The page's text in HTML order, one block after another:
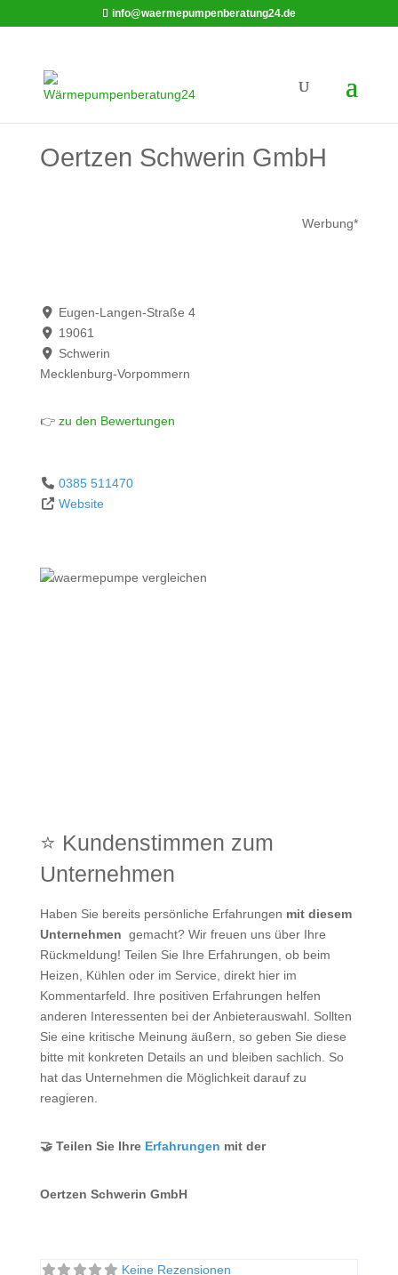
info@waermepumpenberatung24.de
Oertzen Schwerin GmbH
Werbung*
Eugen-Langen-Straße 4
19061
Schwerin
Mecklenburg-Vorpommern
👉zu den Bewertungen
0385 511470
Website
⭐ Kundenstimmen zum
Unternehmen
Haben Sie bereits persönliche Erfahrungen mit diesem
Unternehmen gemacht? Wir freuen uns über Ihre
Rückmeldung! Teilen Sie Ihre Erfahrungen, ob beim
Heizen, Kühlen oder im Service, direkt hier im
Kommentarfeld. Ihre positiven Erfahrungen helfen
anderen Interessenten bei der Anbieterauswahl. Sollten
Sie eine kritische Meinung äußern, so geben Sie diese
bitte mit konkreten Details an und bleiben sachlich. So
hat das Unternehmen die Möglichkeit darauf zu
reagieren.
🤝 Teilen Sie Ihre Erfahrungen mit der
Oertzen Schwerin GmbH
Keine Rezensionen